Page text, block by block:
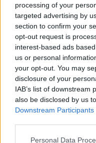
processing of your
targeted advertising by
section to confirm your
opt-out request is
interest-based ads
us or personal
your opt-out. You may
disclosure of your
IAB’s list of downstream
also be disclosed by us
Downstream Participants
Personal Data
Κάπνισμα
Έλλειψη
Διατροφή
λιπαρά